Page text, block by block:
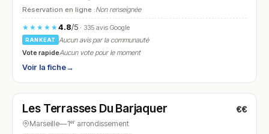
Réservation en ligne :Non renseignée
★★★★★4.8/5· 335 avis Google
RANKEAT
Aucun avis par la communauté
Vote rapideAucun vote pour le moment
Voir la fiche→
N° 12
Les Terrasses Du Barjaquer €€
Marseille—1ᵉʳ arrondissement